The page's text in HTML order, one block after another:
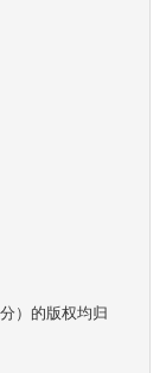
）的版权均归